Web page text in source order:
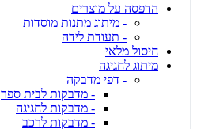
הדפסה על מוצרים
- מיתוג מתנות מוסדות
- תעודת לידה
חיסול מלאי
מיתוג לחגיגה
- דפי מדבקה
- מדבקות לבית ספר
- מדבקות לחגיגה
- מדבקות לרכב